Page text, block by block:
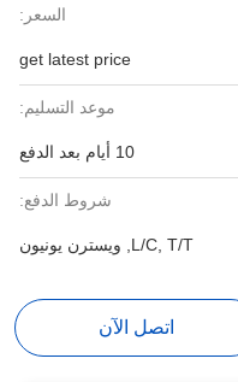
السعر:
get latest price
موعد التسليم:
10 أيام بعد الدفع
شروط الدفع:
L/C, T/T, ويسترن يونيون
اتصل الآن